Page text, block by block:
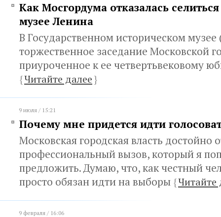
Как Мосгордума отказалась
музее Ленина
В Государственном историческом
торжественное заседание Московской
приуроченное к ее четвертьвековому
{Читайте далее}
9 июля / 15:21
Почему мне придется идти
Московская городская власть достойно
профессиональный вызов, который я
предложить. Думаю, что, как честный
просто обязан идти на выборы {Читайте
9 февраля / 16:06